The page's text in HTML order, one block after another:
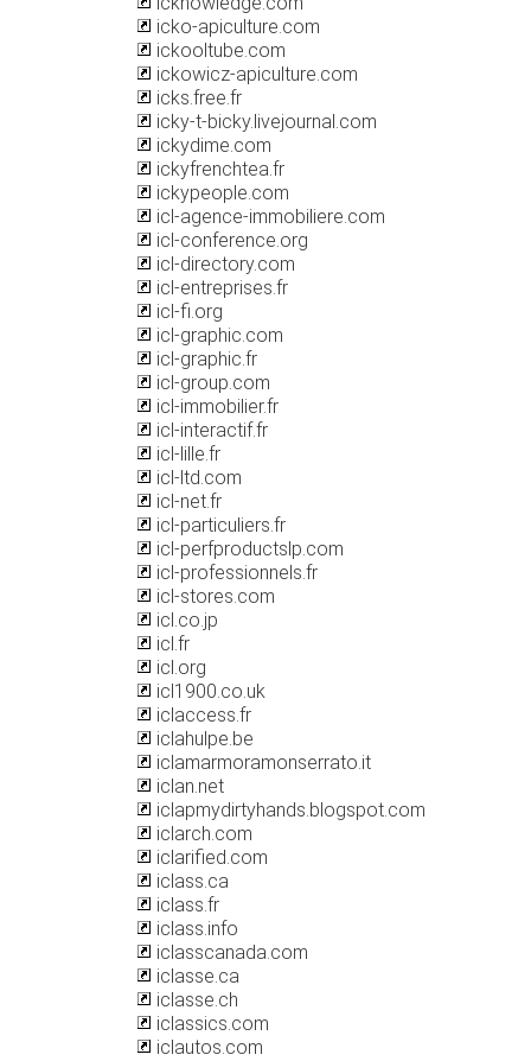
icko-apiculture.com
ickooltube.com
ickowicz-apiculture.com
icks.free.fr
icky-t-bicky.livejournal.com
ickydime.com
ickyfrenchtea.fr
ickypeople.com
icl-agence-immobiliere.com
icl-conference.org
icl-directory.com
icl-entreprises.fr
icl-fi.org
icl-graphic.com
icl-graphic.fr
icl-group.com
icl-immobilier.fr
icl-interactif.fr
icl-lille.fr
icl-ltd.com
icl-net.fr
icl-particuliers.fr
icl-perfproductslp.com
icl-professionnels.fr
icl-stores.com
icl.co.jp
icl.fr
icl.org
icl1900.co.uk
iclaccess.fr
iclahulpe.be
iclamarmoramonserrato.it
iclan.net
iclapmydirtyhands.blogspot.com
iclarch.com
iclarified.com
iclass.ca
iclass.fr
iclass.info
iclasscanada.com
iclasse.ca
iclasse.ch
iclassics.com
iclautos.com